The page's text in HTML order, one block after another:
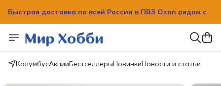
Быстрая доставка по всей России в ПВЗ Ozon рядом с
вашим домом!
Быстрая доставка по всей России в ПВЗ Ozon рядом с
вашим домом!
КолумбусАкцииБестселлерыНовинкиНовости и статьи